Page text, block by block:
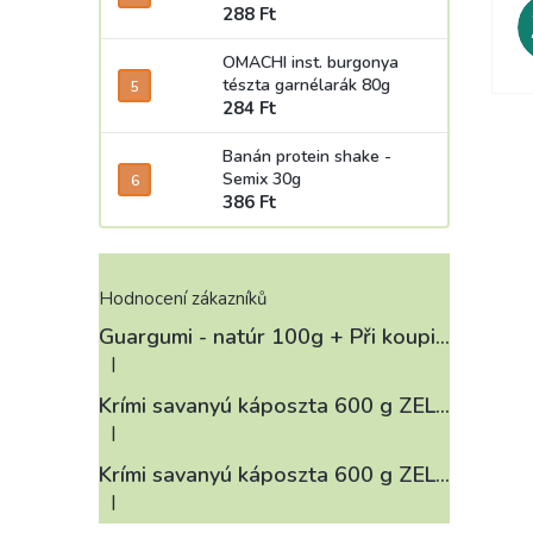
288 Ft
OMACHI inst. burgonya
tészta garnélarák 80g
284 Ft
Banán protein shake -
Semix 30g
386 Ft
Hodnocení zákazníků
Guargumi - natúr 100g + Při koupi 12 a více kusů 3% Sleva
A termék értékelése 5-ből 4 csillag.
|
Krími savanyú káposzta 600 g ZELÁRNA LOBKOWICZ
A termék értékelése 5-ből 3 csillag.
|
Krími savanyú káposzta 600 g ZELÁRNA LOBKOWICZ
A termék értékelése 5-ből 4 csillag.
|